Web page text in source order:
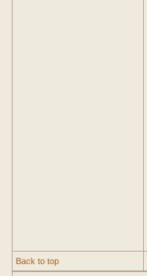
Back to top